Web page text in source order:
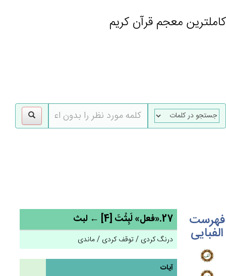
کاملترین معجم قرآن کریم
فهرست
الفبایی
27.«فعل» لَبِثْت‌َ [4] ← لبث
درنگ کردی / توقف کردی / ماندی
آیات